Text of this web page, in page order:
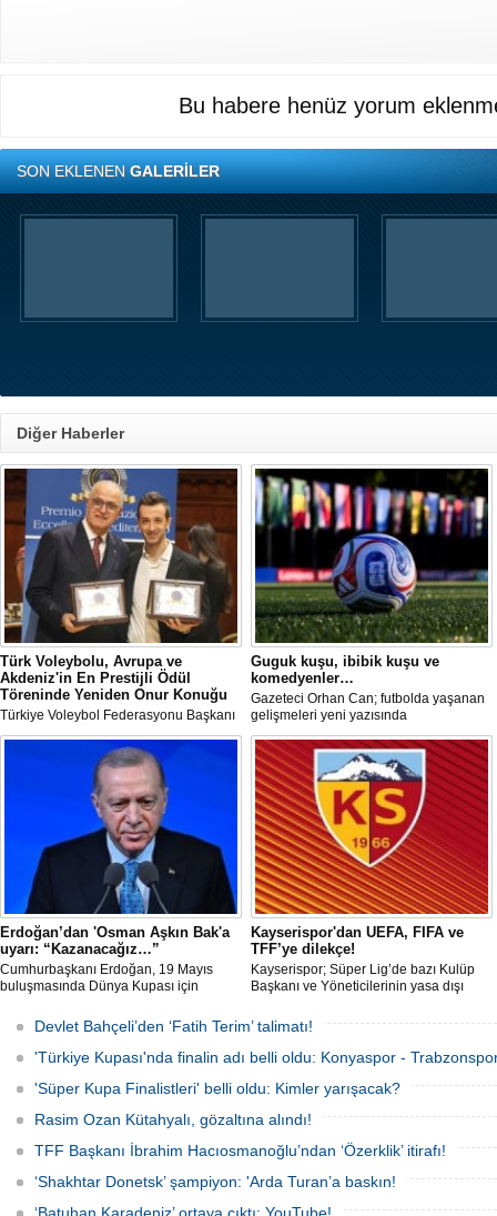
Bu habere henüz yorum
SON EKLENENGALERİLER
Diğer Haberler
Türk Voleybolu, Avrupa ve
Akdeniz'in En Prestijli Ödül
Töreninde Yeniden Onur Konuğu
Türkiye Voleybol Federasyonu Başkanı
Mehmet Akif Üstündağ ile A Milli Kadın
Voleybol Takımı Başantrenörü Daniele
Santarelli, İtalya'nın başkenti Roma'da
düzenlenecek Euro-Mediterranean
Excellence Award 2026 (Akdeniz
Mükemmeliyet Ödülü) törenine 2. kez
resmi olarak davet edildi.
Guguk kuşu, ibibik kuşu ve
komedyenler…
Gazeteci Orhan Can; futbolda yaşanan
gelişmeleri yeni yazısında
değerlendirdi.
Erdoğan’dan 'Osman Aşkın Bak'a
uyarı: “Kazanacağız…”
Cumhurbaşkanı Erdoğan, 19 Mayıs
buluşmasında Dünya Kupası için
Spor Bakanı Osman Aşkın Bak’a,
"Sürpriz yapabiliriz deme, kazanacağız
diyeceksin" sözleriyle müdahale etti.
Kayserispor'dan UEFA, FIFA ve
TFF’ye dilekçe!
Kayserispor; Süper Lig’de bazı Kulüp
Başkanı ve Yöneticilerinin yasa dışı
ve FIFA’ya resmi dilekçe göndererek
ligin tescil edilmemesini talep edecek.
Devlet Bahçeli’den ‘Fatih Terim’ talimatı!
'Türkiye Kupası'nda finalin adı belli oldu: Konyaspor -
'Süper Kupa Finalistleri' belli oldu: Kimler yarışacak?
Rasim Ozan Kütahyalı, gözaltına alındı!
TFF Başkanı İbrahim Hacıosmanoğlu’ndan ‘Özerklik’ itirafı!
‘Shakhtar Donetsk’ şampiyon: 'Arda Turan’a baskın!